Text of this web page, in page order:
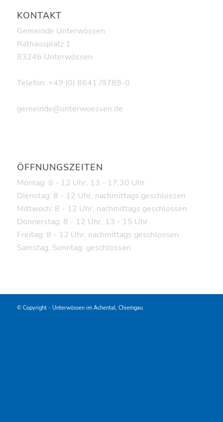
KONTAKT
Gemeinde Unterwössen
Rathausplatz 1
83246 Unterwössen
Telefon: +49 (0) 8641 /9789-0
gemeinde@unterwoessen.de
ÖFFNUNGSZEITEN
Montag: 8 - 12 Uhr, 13 - 17,30 Uhr
Dienstag: 8 - 12 Uhr, nachmittags geschlossen
Mittwoch: 8 - 12 Uhr, nachmittags geschlossen
Donnerstag: 8 - 12 Uhr, 13 - 15 Uhr
Freitag: 8 - 12 Uhr, nachmittags geschlossen
Samstag, Sonntag: geschlossen
© Copyright - Unterwössen im Achental, Chiemgau